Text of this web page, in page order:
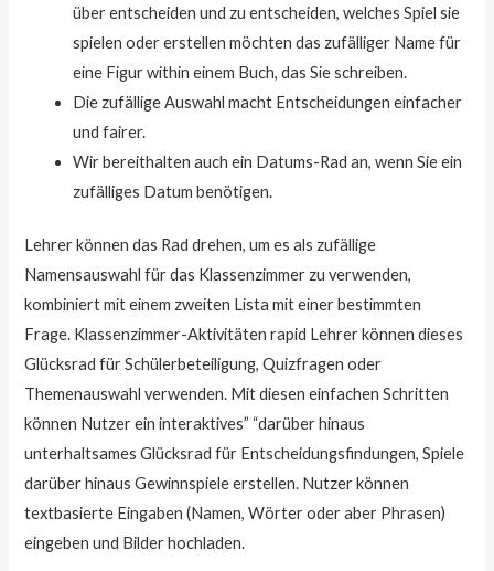
über entscheiden und zu entscheiden, welches Spiel sie
spielen oder erstellen möchten das zufälliger Name für
eine Figur within einem Buch, das Sie schreiben.
Die zufällige Auswahl macht Entscheidungen einfacher
und fairer.
Wir bereithalten auch ein Datums-Rad an, wenn Sie ein
zufälliges Datum benötigen.
Lehrer können das Rad drehen, um es als zufällige
Namensauswahl für das Klassenzimmer zu verwenden,
kombiniert mit einem zweiten Lista mit einer bestimmten
Frage. Klassenzimmer-Aktivitäten rapid Lehrer können dieses
Glücksrad für Schülerbeteiligung, Quizfragen oder
Themenauswahl verwenden. Mit diesen einfachen Schritten
können Nutzer ein interaktives” “darüber hinaus
unterhaltsames Glücksrad für Entscheidungsfindungen, Spiele
darüber hinaus Gewinnspiele erstellen. Nutzer können
textbasierte Eingaben (Namen, Wörter oder aber Phrasen)
eingeben und Bilder hochladen.